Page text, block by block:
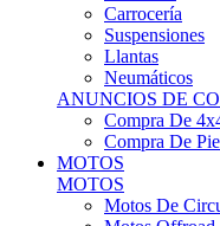
Carrocería
Suspensiones
Llantas
Neumáticos
ANUNCIOS DE
Compra De
Compra De
MOTOS
MOTOS
Motos De